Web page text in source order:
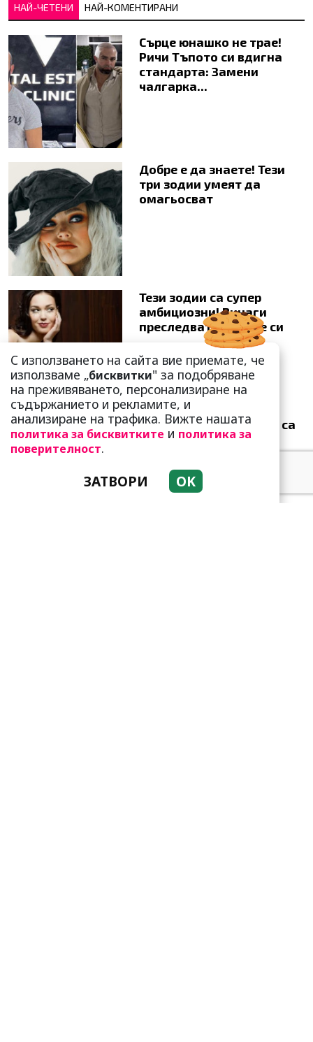
НАЙ-ЧЕТЕНИ НАЙ-КОМЕНТИРАНИ
Сърце юнашко не трае!
Ричи Тъпото си вдигна
стандарта: Замени
чалгарка...
Добре е да знаете! Тези
три зодии умеят да
омагьосват
Тези зодии са супер
амбициозни! Винаги
преследват мечтите си
Мъжете от тези зодии са
зетьове мечта! Те са
С използването на сайта вие приемате, че
използваме „бисквитки" за подобряване
на преживяването, персонализиране на
съдържанието и рекламите, и
анализиране на трафика. Вижте нашата
политика за бисквитките и политика за
поверителност.
ЗАТВОРИ OK